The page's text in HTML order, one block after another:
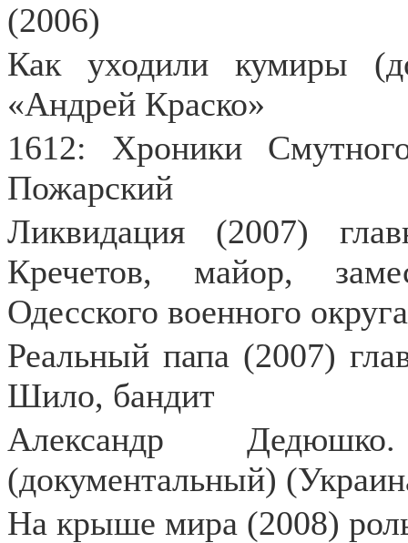
(2006)
Как уходили кумиры
«Андрей Краско»
1612: Хроники
Пожарский
Ликвидация (2007)
Кречетов, майор,
Одесского военного округа
Реальный папа (2007)
Шило, бандит
Александр
(документальный)
На крыше мира (2008)